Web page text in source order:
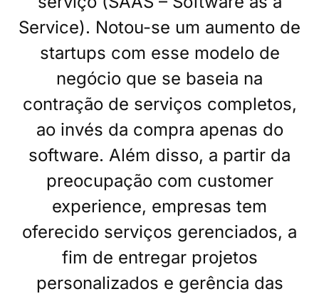
Service). Notou-se um aumento de
startups com esse modelo de
negócio que se baseia na
contração de serviços completos,
ao invés da compra apenas do
software. Além disso, a partir da
preocupação com customer
experience, empresas tem
oferecido serviços gerenciados, a
fim de entregar projetos
personalizados e gerência das